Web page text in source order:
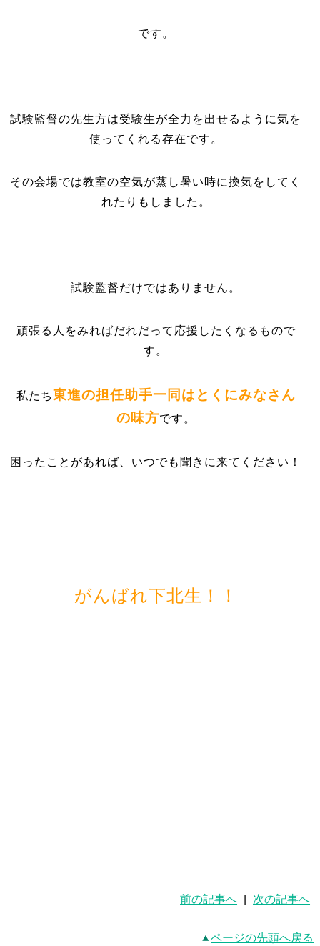
です。
試験監督の先生方は受験生が全力を出せるように気を
使ってくれる存在です。
その会場では教室の空気が蒸し暑い時に換気をしてく
れたりもしました。
試験監督だけではありません。
頑張る人をみればだれだって応援したくなるもので
す。
私たち東進の担任助手一同はとくにみなさん
の味方です。
困ったことがあれば、いつでも聞きに来てください！
がんばれ下北生！！
前の記事へ 次の記事へ
ページの先頭へ戻る